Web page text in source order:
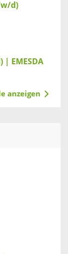
d)
EMESDA
anzeigen